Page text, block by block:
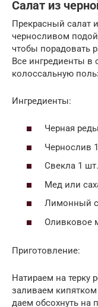
Салат из
Прекрасный салат
черносливом
чтобы порадовать
Все ингредиенты в
колоссальную
Ингредиенты:
Черная
Чернослив
Свекла 1 шт.
Мед или
Лимонный
Оливковое
Приготовление:
Натираем на терку
заливаем
даем обсохнуть на